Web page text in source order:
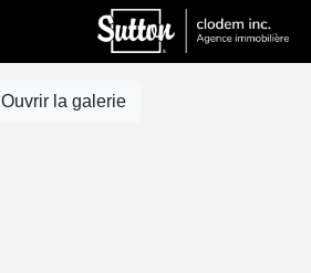
Ouvrir la galerie